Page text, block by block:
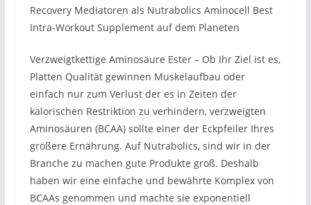
Recovery Mediatoren als Nutrabolics Aminocell Best
Intra-Workout Supplement auf dem Planeten
Verzweigtkettige Aminosäure Ester – Ob Ihr Ziel ist es,
Platten Qualität gewinnen Muskelaufbau oder
einfach nur zum Verlust der es in Zeiten der
kalorischen Restriktion zu verhindern, verzweigten
Aminosäuren (BCAA) sollte einer der Eckpfeiler Ihres
größere Ernährung. Auf Nutrabolics, sind wir in der
Branche zu machen gute Produkte groß. Deshalb
haben wir eine einfache und bewährte Komplex von
BCAAs genommen und machte sie exponentiell